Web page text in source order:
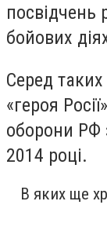
посвідчень
бойових
Серед
«героя
оборони РФ
2014 році.
В яких ще